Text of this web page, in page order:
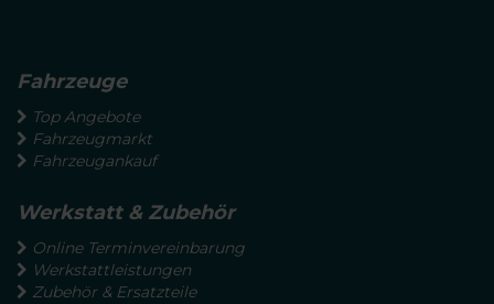
Fahrzeuge
Top Angebote
Fahrzeugmarkt
Fahrzeugankauf
Werkstatt & Zubehör
Online Terminvereinbarung
Werkstattleistungen
Zubehör & Ersatzteile